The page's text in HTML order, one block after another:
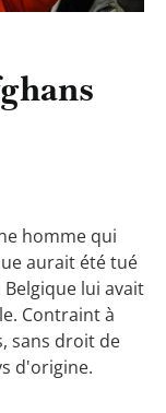
homme qui
aurait été tué
lui avait
Contraint à
sans droit de
d'origine.